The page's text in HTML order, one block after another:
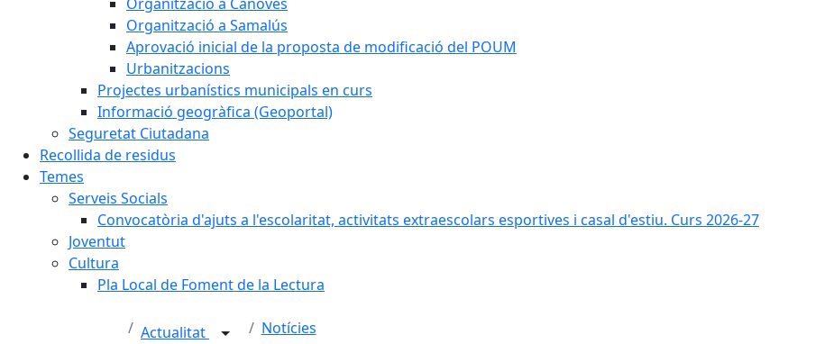
Organització a Samalús
Aprovació inicial de la proposta de modificació del POUM
Urbanitzacions
Projectes urbanístics municipals en curs
Informació geogràfica (Geoportal)
Seguretat Ciutadana
Recollida de residus
Temes
Serveis Socials
Convocatòria d'ajuts a l'escolaritat, activitats extraescolars esportives i casal d'estiu. Curs 2026-27
Joventut
Cultura
Pla Local de Foment de la Lectura
Actualitat Notícies